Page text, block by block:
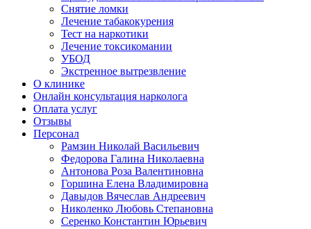
Снятие ломки
Лечение табакокурения
Тест на наркотики
Лечение токсикомании
УБОД
Экстренное вытрезвление
О клинике
Онлайн консультация нарколога
Оплата услуг
Отзывы
Персонал
Рамзин Николай Васильевич
Федорова Галина Николаевна
Антонова Роза Валентиновна
Горшина Елена Владимировна
Давыдов Вячеслав Андреевич
Николенко Любовь Степановна
Серенко Константин Юрьевич